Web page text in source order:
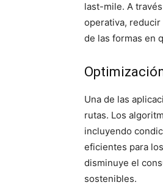
last-mile. A
operativa,
de las formas en
Una de las
rutas. Los
incluyendo
eficientes para
disminuye el
sostenibles.